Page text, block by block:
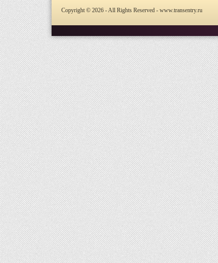
Copyright © 2026 - All Rights Reserved - www.transentry.ru